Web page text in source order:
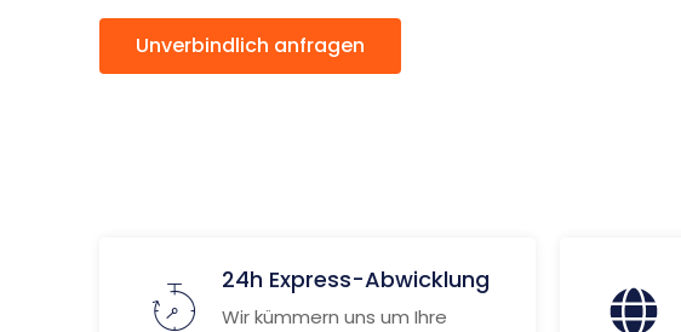
Unverbindlich anfragen
24h Express-Abwicklung
Wir kümmern uns um Ihre